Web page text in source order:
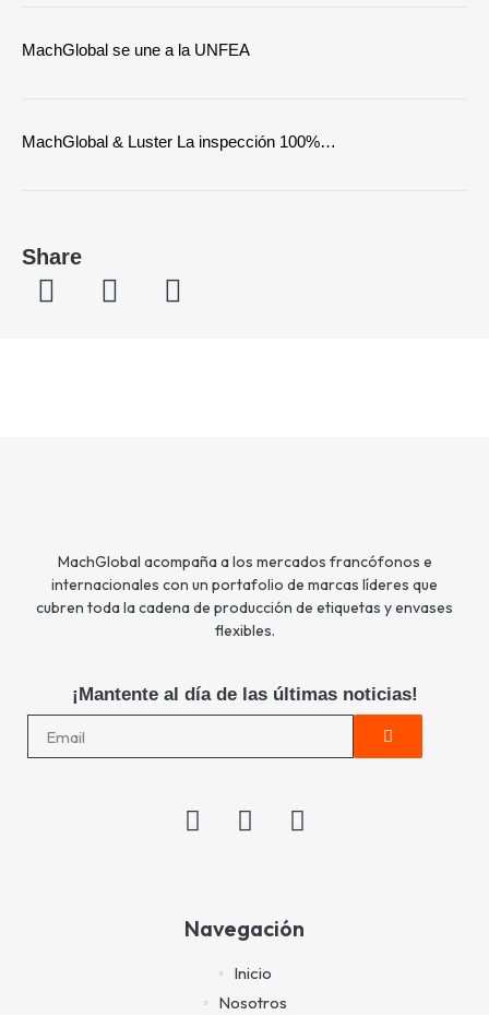
MachGlobal se une a la UNFEA
MachGlobal & Luster La inspección 100%…
Share
MachGlobal acompaña a los mercados francófonos e
internacionales con un portafolio de marcas líderes que
cubren toda la cadena de producción de etiquetas y envases
flexibles.
¡Mantente al día de las últimas noticias!
Navegación
Inicio
Nosotros